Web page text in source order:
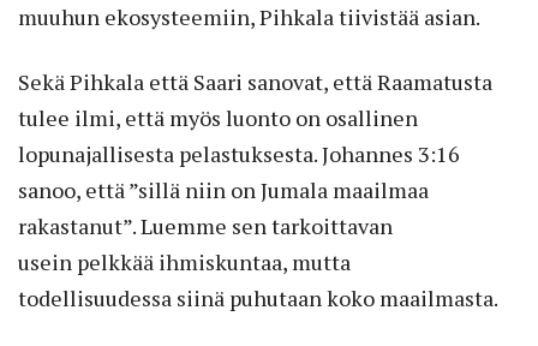
muuhun ekosysteemiin, Pihkala tiivistää asian.
Sekä Pihkala että Saari sanovat, että Raamatusta
tulee ilmi, että myös luonto on osallinen
lopunajallisesta pelastuksesta. Johannes 3:16
sanoo, että ”sillä niin on Jumala maailmaa
rakastanut”. Luemme sen tarkoittavan
usein pelkkää ihmiskuntaa, mutta
todellisuudessa siinä puhutaan koko maailmasta.